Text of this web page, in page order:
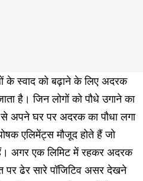
के स्वाद को बढ़ाने के लिए अदरक
है। जिन लोगों को पौधे उगाने का
अपने घर पर अदरक का पौधा लगा
एलिमेंट्स मौजूद होते हैं जो
अगर एक लिमिट में रहकर अदरक
पर ढेर सारे पॉजिटिव असर देखने